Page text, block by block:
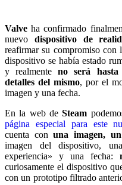
Valve ha confirmado
nuevo dispositivo de
reafirmar su compromiso con
dispositivo se había estado
y realmenteno será hasta
detalles del mismo, por el
imagen y una fecha.
En la web deSteam
página especial para este
cuenta conuna imagen,
imagen del dispositivo,
experiencia» y una fecha:
curiosamente el dispositivo
con un prototipo filtrado